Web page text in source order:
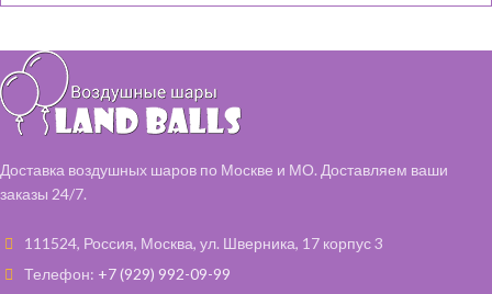
Доставка воздушных шаров по Москве и МО. Доставляем ваши
заказы 24/7.
111524, Россия, Москва, ул. Шверника, 17 корпус 3
Телефон: +7 (929) 992-09-99